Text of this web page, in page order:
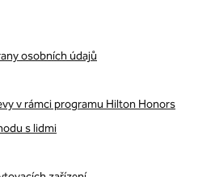
osobních údajů
v rámci programu Hilton Honors
s lidmi